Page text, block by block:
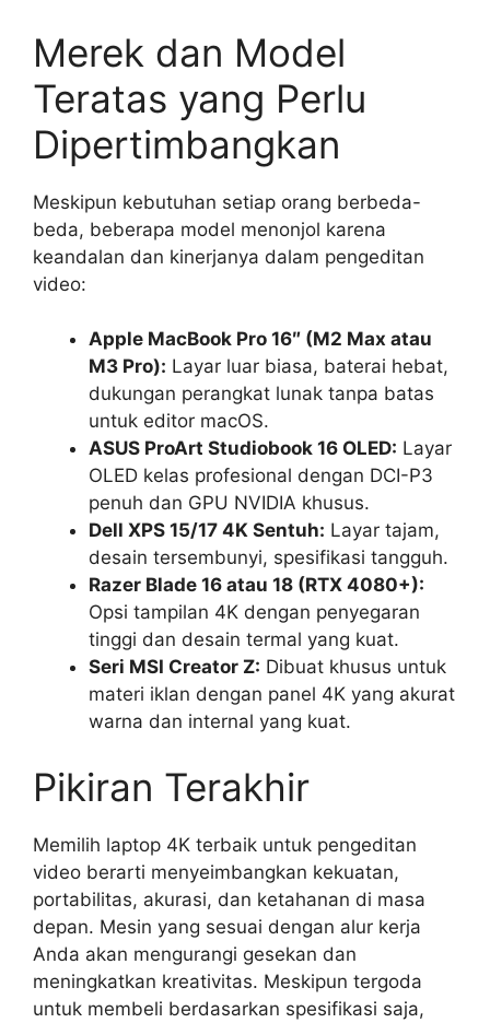
Merek dan Model
Teratas yang Perlu
Dipertimbangkan
Meskipun kebutuhan setiap orang berbeda-
beda, beberapa model menonjol karena
keandalan dan kinerjanya dalam pengeditan
video:
Apple MacBook Pro 16″ (M2 Max atau
M3 Pro): Layar luar biasa, baterai hebat,
dukungan perangkat lunak tanpa batas
untuk editor macOS.
ASUS ProArt Studiobook 16 OLED: Layar
OLED kelas profesional dengan DCI-P3
penuh dan GPU NVIDIA khusus.
Dell XPS 15/17 4K Sentuh: Layar tajam,
desain tersembunyi, spesifikasi tangguh.
Razer Blade 16 atau 18 (RTX 4080+):
Opsi tampilan 4K dengan penyegaran
tinggi dan desain termal yang kuat.
Seri MSI Creator Z: Dibuat khusus untuk
materi iklan dengan panel 4K yang akurat
warna dan internal yang kuat.
Pikiran Terakhir
Memilih laptop 4K terbaik untuk pengeditan
video berarti menyeimbangkan kekuatan,
portabilitas, akurasi, dan ketahanan di masa
depan. Mesin yang sesuai dengan alur kerja
Anda akan mengurangi gesekan dan
meningkatkan kreativitas. Meskipun tergoda
untuk membeli berdasarkan spesifikasi saja,